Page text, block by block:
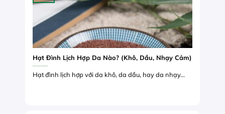
Hạt Đình Lịch Hợp Da Nào? (Khô, Dầu, Nhạy Cảm)
Hạt đình lịch hợp với da khô, da dầu, hay da nhạy...